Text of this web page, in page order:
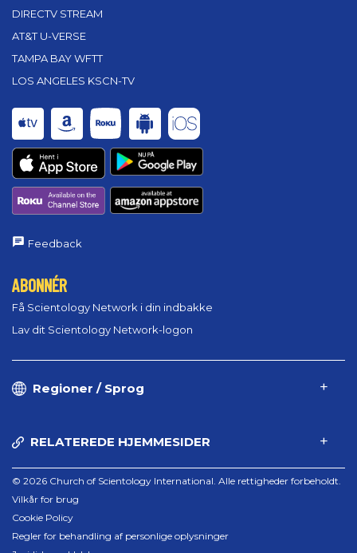
DIRECTV STREAM
AT&T U-VERSE
TAMPA BAY WFTT
LOS ANGELES KSCN-TV
Feedback
ABONNÉR
Få Scientology Network i din indbakke
Lav dit Scientology Network-logon
Regioner / Sprog
RELATEREDE HJEMMESIDER
© 2026 Church of Scientology International. Alle rettigheder forbeholdt.
Vilkår for brug
Cookie Policy
Regler for behandling af personlige oplysninger